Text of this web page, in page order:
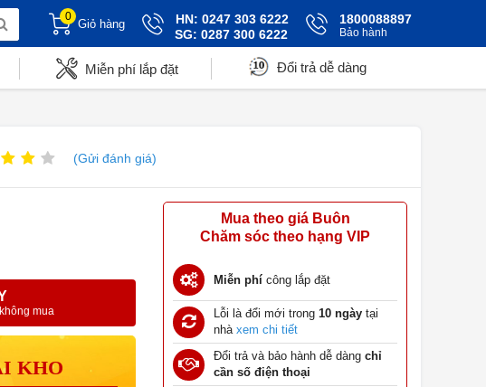
0
Giỏ hàng
HN: 0247 303 6222
SG: 0287 300 6222
1800088897
Bảo hành
Miễn phí lắp đặt Đổi trả dễ dàng
(Gửi đánh giá)
mua
KHO
Mua theo giá Buôn
Chăm sóc theo hạng VIP
Miễn phí công lắp đặt
Lỗi là đổi mới trong 10 ngày tại
nhà xem chi tiết
Đổi trả và bảo hành dễ dàng chỉ
cần số điện thoại